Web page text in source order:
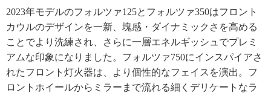
2023年モデルのフォルツァ125とフォルツァ350はフロント
カウルのデザインを一新、塊感・ダイナミックさを高める
ことでより洗練され、さらに一層エネルギッシュでプレミ
アムな印象になりました。フォルツァ750にインスパイアさ
れたフロント灯火器は、より個性的なフェイスを演出。フ
ロントホイールからミラーまで流れる細くデリケートなラ